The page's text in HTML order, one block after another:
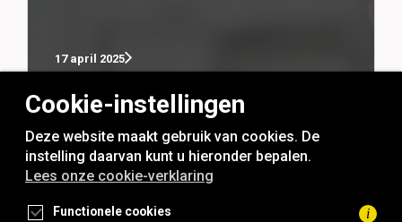
17 april 2025
rookvrije generatie
Cookie-instellingen
Deze website maakt gebruik van cookies. De
instelling daarvan kunt u hieronder bepalen.
Lees onze cookie-verklaring
Functionele cookies i